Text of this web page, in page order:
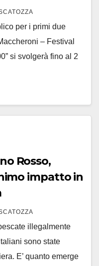
per i primi due
– Festival
si svolgerà fino al 2
Rosso,
impatto in
illegalmente
sono state
E’ quanto emerge